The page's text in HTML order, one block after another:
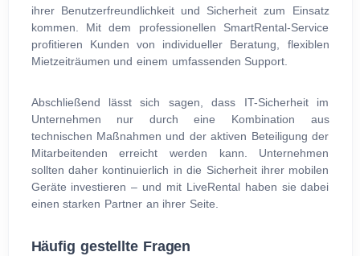
ihrer Benutzerfreundlichkeit und Sicherheit zum Einsatz
kommen. Mit dem professionellen SmartRental-Service
profitieren Kunden von individueller Beratung, flexiblen
Mietzeiträumen und einem umfassenden Support.
Abschließend lässt sich sagen, dass IT-Sicherheit im
Unternehmen nur durch eine Kombination aus
technischen Maßnahmen und der aktiven Beteiligung der
Mitarbeitenden erreicht werden kann. Unternehmen
sollten daher kontinuierlich in die Sicherheit ihrer mobilen
Geräte investieren – und mit LiveRental haben sie dabei
einen starken Partner an ihrer Seite.
Häufig gestellte Fragen